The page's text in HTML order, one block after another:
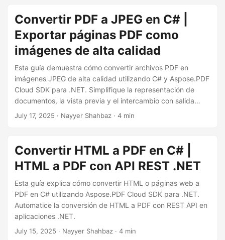
Convertir PDF a JPEG en C# |
Exportar páginas PDF como
imágenes de alta calidad
Esta guía demuestra cómo convertir archivos PDF en
imágenes JPEG de alta calidad utilizando C# y Aspose.PDF
Cloud SDK para .NET. Simplifique la representación de
documentos, la vista previa y el intercambio con salida
basada en imágenes.
July 17, 2025 · Nayyer Shahbaz · 4 min
Convertir HTML a PDF en C# |
HTML a PDF con API REST .NET
Esta guía explica cómo convertir HTML o páginas web a
PDF en C# utilizando Aspose.PDF Cloud SDK para .NET.
Automatice la conversión de HTML a PDF con REST API en
aplicaciones .NET.
July 15, 2025 · Nayyer Shahbaz · 4 min